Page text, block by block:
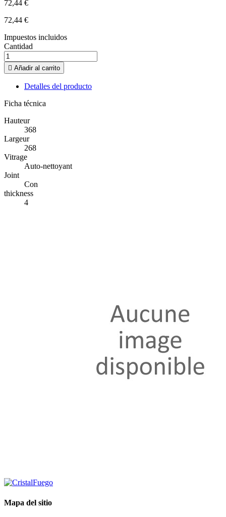
72,44 €
72,44 €
Impuestos incluidos
Cantidad
 Añadir al carrito
Detalles del producto
Ficha técnica
Hauteur
368
Largeur
268
Vitrage
Auto-nettoyant
Joint
Con
thickness
4
Mapa del sitio